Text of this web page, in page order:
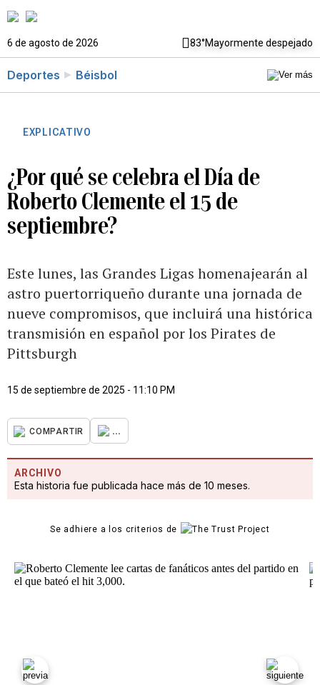
6 de agosto de 2026 83°Mayormente despejado
Deportes Béisbol
EXPLICATIVO
¿Por qué se celebra el Día de
Roberto Clemente el 15 de
septiembre?
Este lunes, las Grandes Ligas homenajearán al
astro puertorriqueño durante una jornada de
nueve compromisos, que incluirá una histórica
transmisión en español por los Pirates de
Pittsburgh
15 de septiembre de 2025 - 11:10 PM
COMPARTIR ...
ARCHIVO
Esta historia fue publicada hace más de 10 meses.
Se adhiere a los criterios de